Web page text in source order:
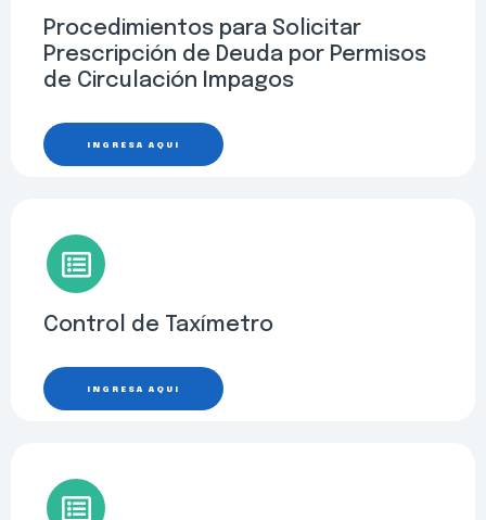
Procedimientos para Solicitar
Prescripción de Deuda por Permisos
de Circulación Impagos
INGRESA AQUÍ
Control de Taxímetro
INGRESA AQUÍ